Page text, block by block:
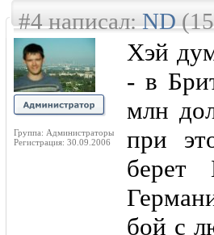
#4 написал:ND(15
Группа: Администраторы
Регистрация: 30.09.2006
Хэй
- в
млн
при
бой с